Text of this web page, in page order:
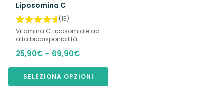
Liposomina C
(13)
Vitamina C Liposomiale ad
alta biodisponibilità
25,90€ – 69,90€Fascia
prezzo:
da
SELEZIONA OPZIONI